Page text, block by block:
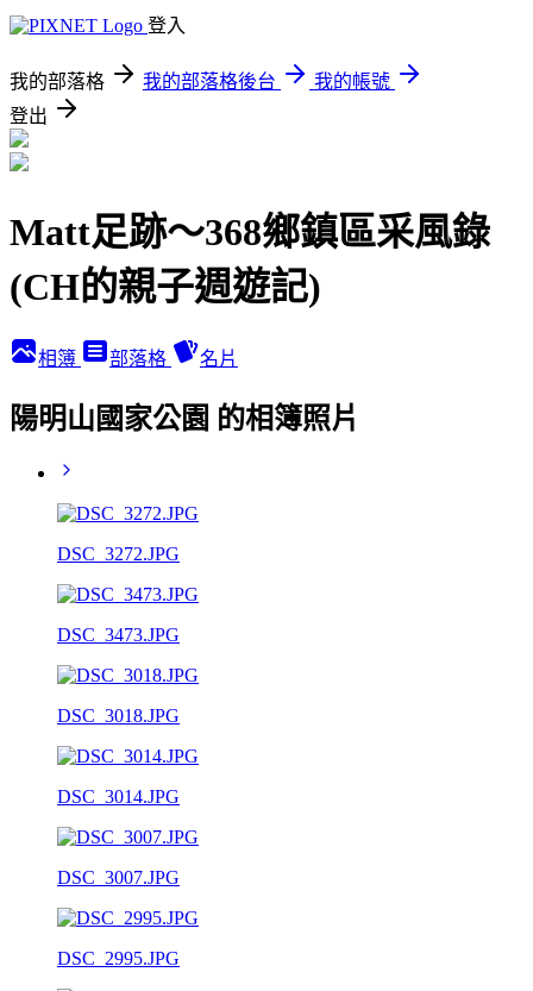
登入
我的部落格 我的部落格後台
我的帳號
登出
Matt足跡～368鄉鎮區采風錄
(CH的親子週遊記)
相簿 部落格 名片
陽明山國家公園 的相簿照片
DSC_3272.JPG
DSC_3473.JPG
DSC_3018.JPG
DSC_3014.JPG
DSC_3007.JPG
DSC_2995.JPG